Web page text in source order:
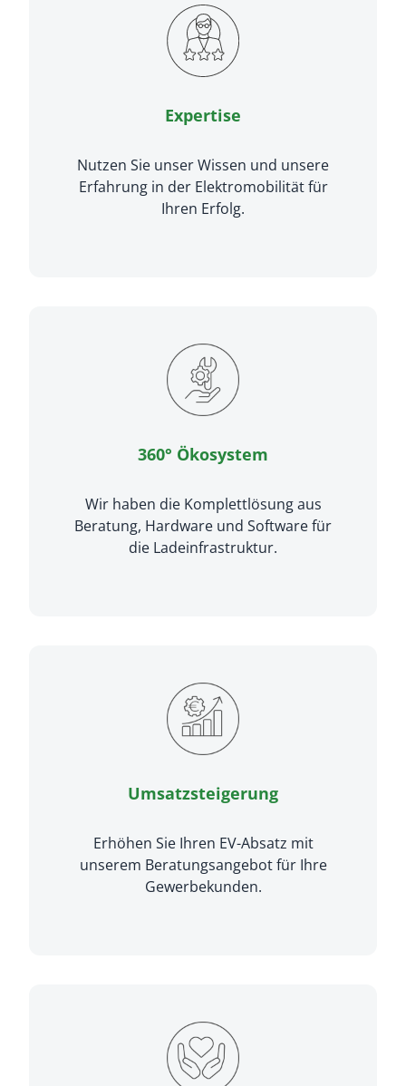
Expertise
Nutzen Sie unser Wissen und unsere
Erfahrung in der Elektromobilität für
Ihren Erfolg.
360° Ökosystem
Wir haben die Komplettlösung aus
Beratung, Hardware und Software für
die Ladeinfrastruktur.
Umsatzsteigerung
Erhöhen Sie Ihren EV-Absatz mit
unserem Beratungsangebot für Ihre
Gewerbekunden.